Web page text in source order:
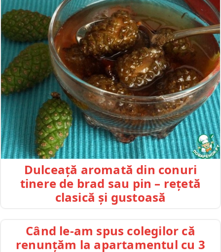
Dulceață aromată din conuri
tinere de brad sau pin – rețetă
clasică și gustoasă
Când le-am spus colegilor că
renunțăm la apartamentul cu 3